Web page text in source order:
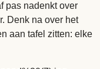
pas nadenkt over
Denk na over het
aan tafel zitten: elke